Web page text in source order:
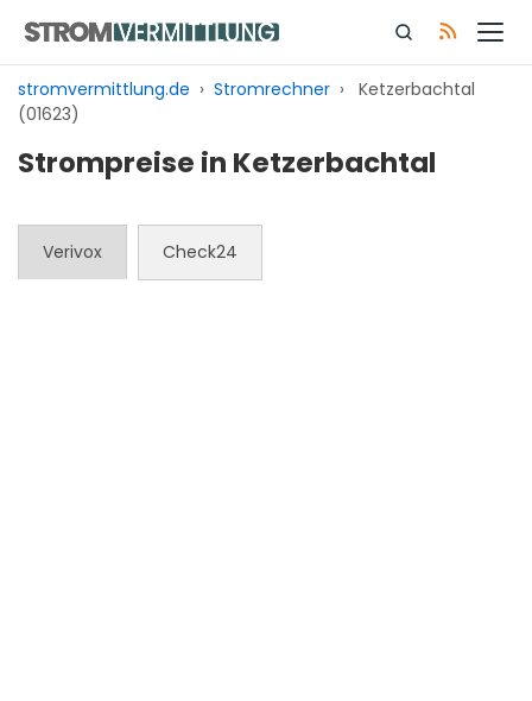
Inhalt
springen
stromvermittlung.de › Stromrechner › Ketzerbachtal
(01623)
Strompreise in Ketzerbachtal
Verivox Check24